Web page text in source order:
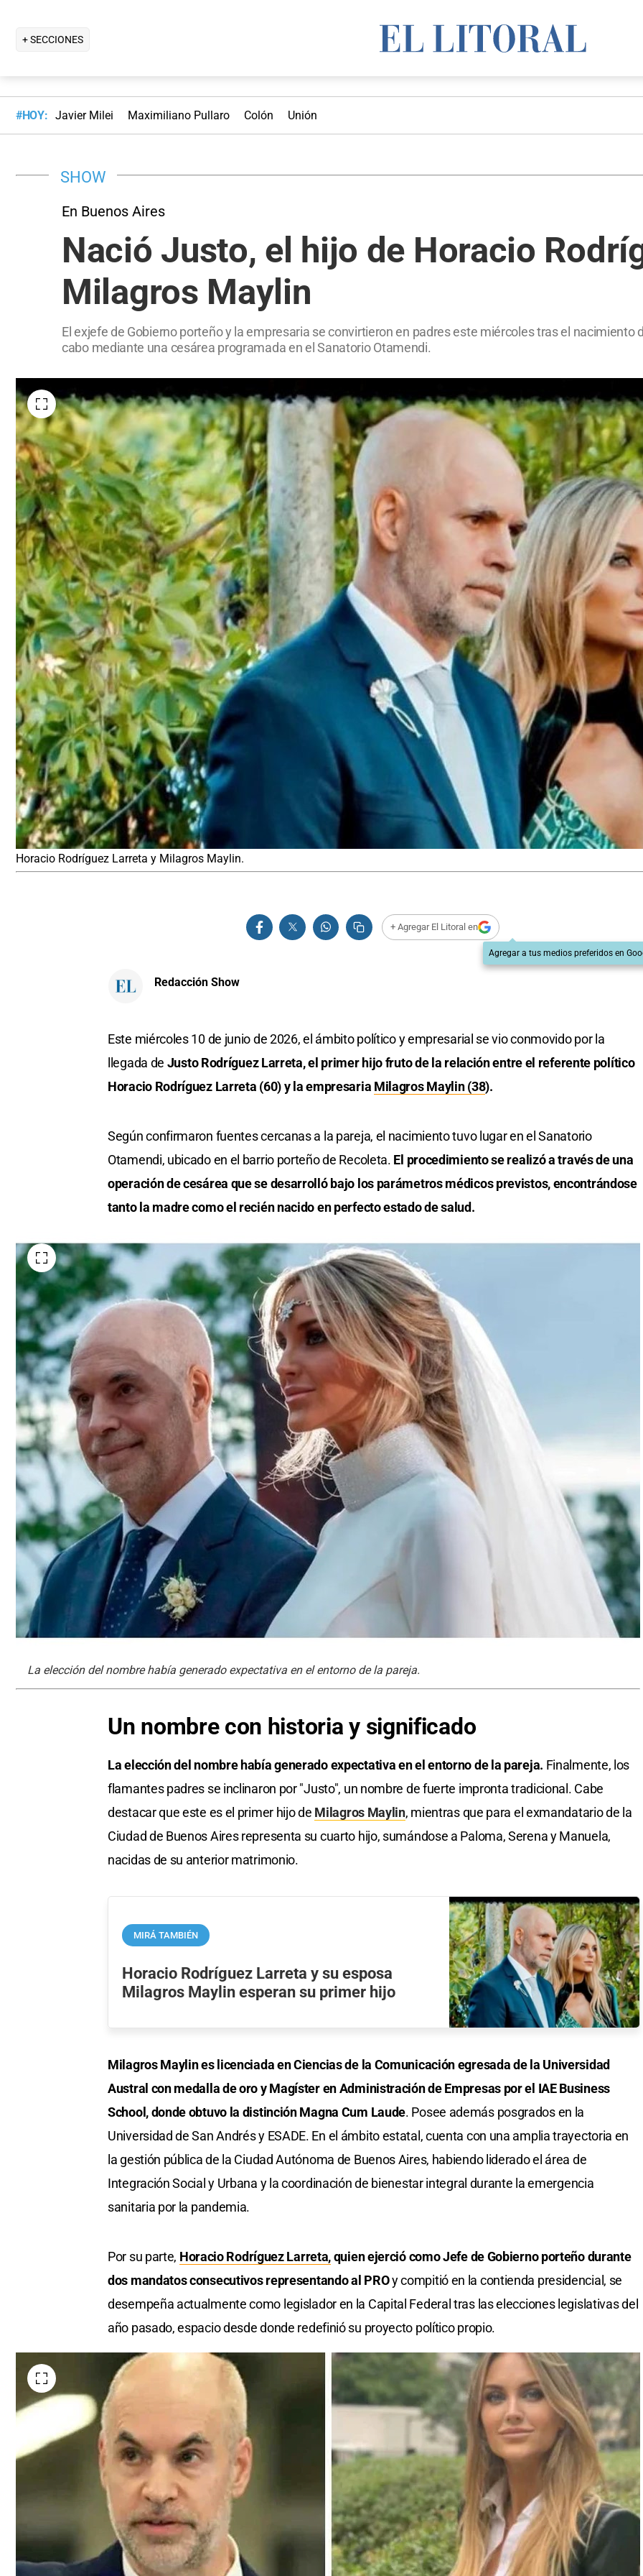
+ SECCIONES
#HOY: Javier Milei Maximiliano Pullaro Colón Unión
SHOW
En Buenos Aires
Nació Justo, el hijo de Horacio
Milagros Maylin
El exjefe de Gobierno porteño y la empresaria se convirtieron en padres este miércoles tras el nacimiento
cabo mediante una cesárea programada en el Sanatorio Otamendi.
Horacio Rodríguez Larreta y Milagros Maylin.
+ Agregar El Litoral en
Agregar a tus medios preferidos en
Redacción Show
Este miércoles 10 de junio de 2026, el ámbito político y empresarial se vio conmovido por la
llegada de Justo Rodríguez Larreta, el primer hijo fruto de la relación entre el referente político
Horacio Rodríguez Larreta (60) y la empresaria Milagros Maylin (38).
Según confirmaron fuentes cercanas a la pareja, el nacimiento tuvo lugar en el Sanatorio
Otamendi, ubicado en el barrio porteño de Recoleta. El procedimiento se realizó a través de una
operación de cesárea que se desarrolló bajo los parámetros médicos previstos, encontrándose
tanto la madre como el recién nacido en perfecto estado de salud.
La elección del nombre había generado expectativa en el entorno de la pareja.
Un nombre con historia y significado
La elección del nombre había generado expectativa en el entorno de la pareja. Finalmente, los
flamantes padres se inclinaron por "Justo", un nombre de fuerte impronta tradicional. Cabe
destacar que este es el primer hijo de Milagros Maylin, mientras que para el exmandatario de la
Ciudad de Buenos Aires representa su cuarto hijo, sumándose a Paloma, Serena y Manuela,
nacidas de su anterior matrimonio.
MIRÁ TAMBIÉN
Horacio Rodríguez Larreta y su esposa
Milagros Maylin esperan su primer hijo
Milagros Maylin es licenciada en Ciencias de la Comunicación egresada de la Universidad
Austral con medalla de oro y Magíster en Administración de Empresas por el IAE Business
School, donde obtuvo la distinción Magna Cum Laude. Posee además posgrados en la
Universidad de San Andrés y ESADE. En el ámbito estatal, cuenta con una amplia trayectoria en
la gestión pública de la Ciudad Autónoma de Buenos Aires, habiendo liderado el área de
Integración Social y Urbana y la coordinación de bienestar integral durante la emergencia
sanitaria por la pandemia.
Por su parte, Horacio Rodríguez Larreta,quien ejerció como Jefe de Gobierno porteño durante
dos mandatos consecutivos representando al PROy compitió en la contienda presidencial, se
desempeña actualmente como legislador en la Capital Federal tras las elecciones legislativas del
año pasado, espacio desde donde redefinió su proyecto político propio.